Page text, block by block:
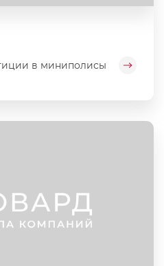
в миниполисы